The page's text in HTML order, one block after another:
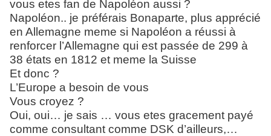
vous etes fan de Napoléon aussi ?
Napoléon.. je préférais Bonaparte, plus apprécié
en Allemagne meme si Napoléon a réussi à
renforcer l’Allemagne qui est passée de 299 à
38 états en 1812 et meme la Suisse
Et donc ?
L’Europe a besoin de vous
Vous croyez ?
Oui, oui… je sais … vous etes gracement payé
comme consultant comme DSK d’ailleurs,…